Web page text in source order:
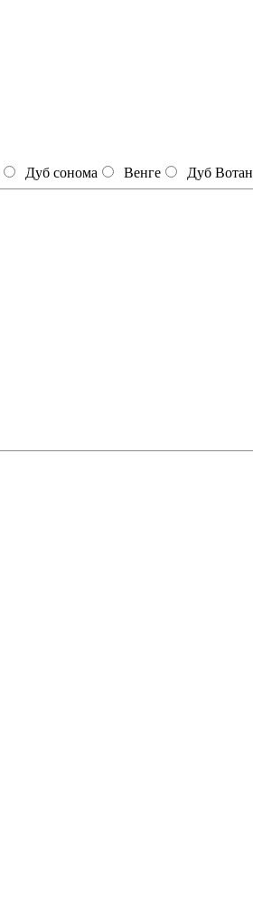
Дуб сонома Венге Дуб Вотан